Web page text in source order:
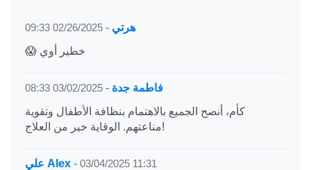
هرتي -
02/26/2025 09:33
😱 خطير أوي
فاطمة جدة -
03/02/2025 08:33
كأم، أنصح الجميع بالاهتمام بنظافة الأطفال وتقوية
مناعتهم. الوقاية خير من العلاج!
علي Alex - 03/04/2025 11:31